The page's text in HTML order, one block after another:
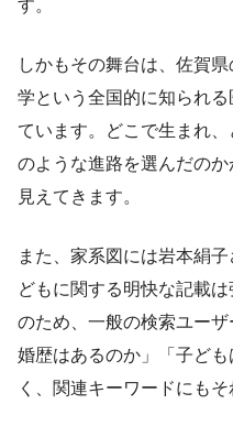
す。
しかもその舞台は、佐賀
学という全国的に知られ
ています。どこで生まれ
のような進路を選んだの
見えてきます。
また、家系図には岩本絹
どもに関する明快な記載
のため、一般の検索ユー
婚歴はあるのか」「子ど
く、関連キーワードにもそ